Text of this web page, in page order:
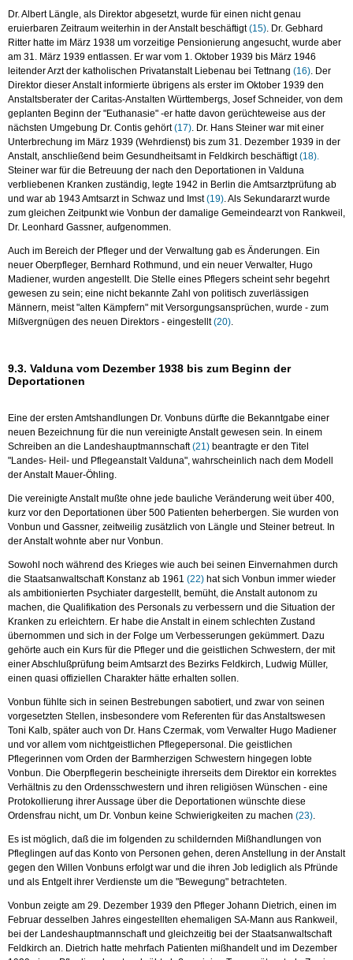
Dr. Albert Längle, als Direktor abgesetzt, wurde für einen nicht genau
eruierbaren Zeitraum weiterhin in der Anstalt beschäftigt(15). Dr. Gebhard
Ritter hatte im März 1938 um vorzeitige Pensionierung angesucht, wurde aber
am 31. März 1939 entlassen. Er war vom 1. Oktober 1939 bis März 1946
leitender Arzt der katholischen Privatanstalt Liebenau bei Tettnang (16). Der
Direktor dieser Anstalt informierte übrigens als erster im Oktober 1939 den
Anstaltsberater der Caritas-Anstalten Württembergs, Josef Schneider, von dem
geplanten Beginn der "Euthanasie" -er hatte davon gerüchteweise aus der
nächsten Umgebung Dr. Contis gehört(17). Dr. Hans Steiner war mit einer
Unterbrechung im März 1939 (Wehrdienst) bis zum 31. Dezember 1939 in der
Anstalt, anschließend beim Gesundheitsamt in Feldkirch beschäftigt(18).
Steiner war für die Betreuung der nach den Deportationen in Valduna
verbliebenen Kranken zuständig, legte 1942 in Berlin die Amtsarztprüfung ab
und war ab 1943 Amtsarzt in Schwaz und Imst(19). Als Sekundararzt wurde
zum gleichen Zeitpunkt wie Vonbun der damalige Gemeindearzt von Rankweil,
Dr. Leonhard Gassner, aufgenommen.
Auch im Bereich der Pfleger und der Verwaltung gab es Änderungen. Ein
neuer Oberpfleger, Bernhard Rothmund, und ein neuer Verwalter, Hugo
Madiener, wurden angestellt. Die Stelle eines Pflegers scheint sehr begehrt
gewesen zu sein; eine nicht bekannte Zahl von politisch zuverlässigen
Männern, meist "alten Kämpfern" mit Versorgungsansprüchen, wurde - zum
Mißvergnügen des neuen Direktors - eingestellt(20).
9.3. Valduna vom Dezember 1938 bis zum Beginn der
Deportationen
Eine der ersten Amtshandlungen Dr. Vonbuns dürfte die Bekanntgabe einer
neuen Bezeichnung für die nun vereinigte Anstalt gewesen sein. In einem
Schreiben an die Landeshauptmannschaft(21) beantragte er den Titel
"Landes- Heil- und Pflegeanstalt Valduna", wahrscheinlich nach dem Modell
der Anstalt Mauer-Öhling.
Die vereinigte Anstalt mußte ohne jede bauliche Veränderung weit über 400,
kurz vor den Deportationen über 500 Patienten beherbergen. Sie wurden von
Vonbun und Gassner, zeitweilig zusätzlich von Längle und Steiner betreut. In
der Anstalt wohnte aber nur Vonbun.
Sowohl noch während des Krieges wie auch bei seinen Einvernahmen durch
die Staatsanwaltschaft Konstanz ab 1961 (22)hat sich Vonbun immer wieder
als ambitionierten Psychiater dargestellt, bemüht, die Anstalt autonom zu
machen, die Qualifikation des Personals zu verbessern und die Situation der
Kranken zu erleichtern. Er habe die Anstalt in einem schlechten Zustand
übernommen und sich in der Folge um Verbesserungen gekümmert. Dazu
gehörte auch ein Kurs für die Pfleger und die geistlichen Schwestern, der mit
einer Abschlußprüfung beim Amtsarzt des Bezirks Feldkirch, Ludwig Müller,
einen quasi offiziellen Charakter hätte erhalten sollen.
Vonbun fühlte sich in seinen Bestrebungen sabotiert, und zwar von seinen
vorgesetzten Stellen, insbesondere vom Referenten für das Anstaltswesen
Toni Kalb, später auch von Dr. Hans Czermak, vom Verwalter Hugo Madiener
und vor allem vom nichtgeistlichen Pflegepersonal. Die geistlichen
Pflegerinnen vom Orden der Barmherzigen Schwestern hingegen lobte
Vonbun. Die Oberpflegerin bescheinigte ihrerseits dem Direktor ein korrektes
Verhältnis zu den Ordensschwestern und ihren religiösen Wünschen - eine
Protokollierung ihrer Aussage über die Deportationen wünschte diese
Ordensfrau nicht, um Dr. Vonbun keine Schwierigkeiten zu machen (23).
Es ist möglich, daß die im folgenden zu schildernden Mißhandlungen von
Pfleglingen auf das Konto von Personen gehen, deren Anstellung in der Anstalt
gegen den Willen Vonbuns erfolgt war und die ihren Job lediglich als Pfründe
und als Entgelt ihrer Verdienste um die "Bewegung" betrachteten.
Vonbun zeigte am 29. Dezember 1939 den Pfleger Johann Dietrich, einen im
Februar desselben Jahres eingestellten ehemaligen SA-Mann aus Rankweil,
bei der Landeshauptmannschaft und gleichzeitig bei der Staatsanwaltschaft
Feldkirch an. Dietrich hatte mehrfach Patienten mißhandelt und im Dezember